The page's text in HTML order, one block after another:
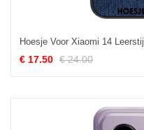
Hoesje Voor Xiaomi 14 Leerstijl
€ 17.50 € 24.00